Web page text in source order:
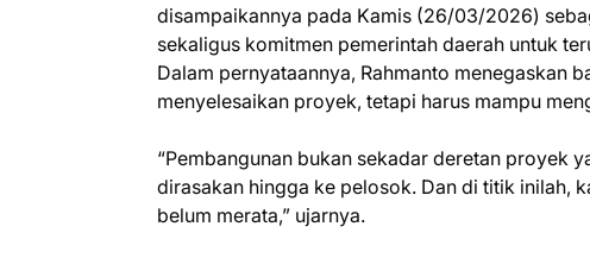
disampaikannya pada Kamis (26/03/2026)
sekaligus komitmen pemerintah daerah untuk
Dalam pernyataannya, Rahmanto menegaskan
menyelesaikan proyek, tetapi harus mampu
“Pembangunan bukan sekadar deretan proyek
dirasakan hingga ke pelosok. Dan di titik inilah,
belum merata,” ujarnya.